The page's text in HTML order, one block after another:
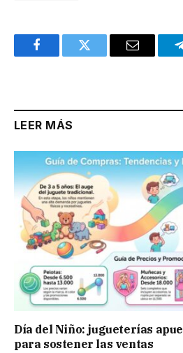
FacebookTwitter Email
LEER MÁS
Día del Niño: jugueterías
para sostener las ventas